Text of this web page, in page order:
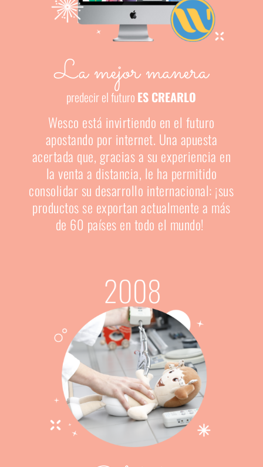
La mejor manera
predecir el futuro ES CREARLO
Wesco está invirtiendo en el futuro
apostando por internet. Una apuesta
acertada que, gracias a su experiencia en
la venta a distancia, le ha permitido
consolidar su desarrollo internacional: ¡sus
productos se exportan actualmente a más
de 60 países en todo el mundo!